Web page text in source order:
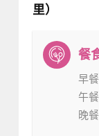
里）
早餐
午餐
晚餐